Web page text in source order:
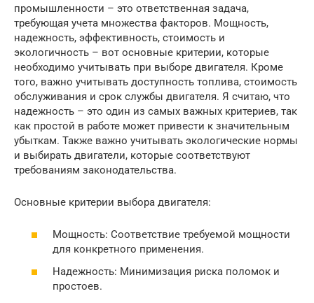
промышленности – это ответственная задача,
требующая учета множества факторов. Мощность,
надежность, эффективность, стоимость и
экологичность – вот основные критерии, которые
необходимо учитывать при выборе двигателя. Кроме
того, важно учитывать доступность топлива, стоимость
обслуживания и срок службы двигателя. Я считаю, что
надежность – это один из самых важных критериев, так
как простой в работе может привести к значительным
убыткам. Также важно учитывать экологические нормы
и выбирать двигатели, которые соответствуют
требованиям законодательства.
Основные критерии выбора двигателя:
Мощность: Соответствие требуемой мощности
для конкретного применения.
Надежность: Минимизация риска поломок и
простоев.